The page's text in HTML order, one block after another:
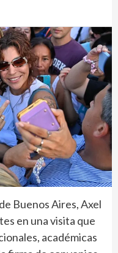
Buenos Aires, Axel
en una visita que
académicas